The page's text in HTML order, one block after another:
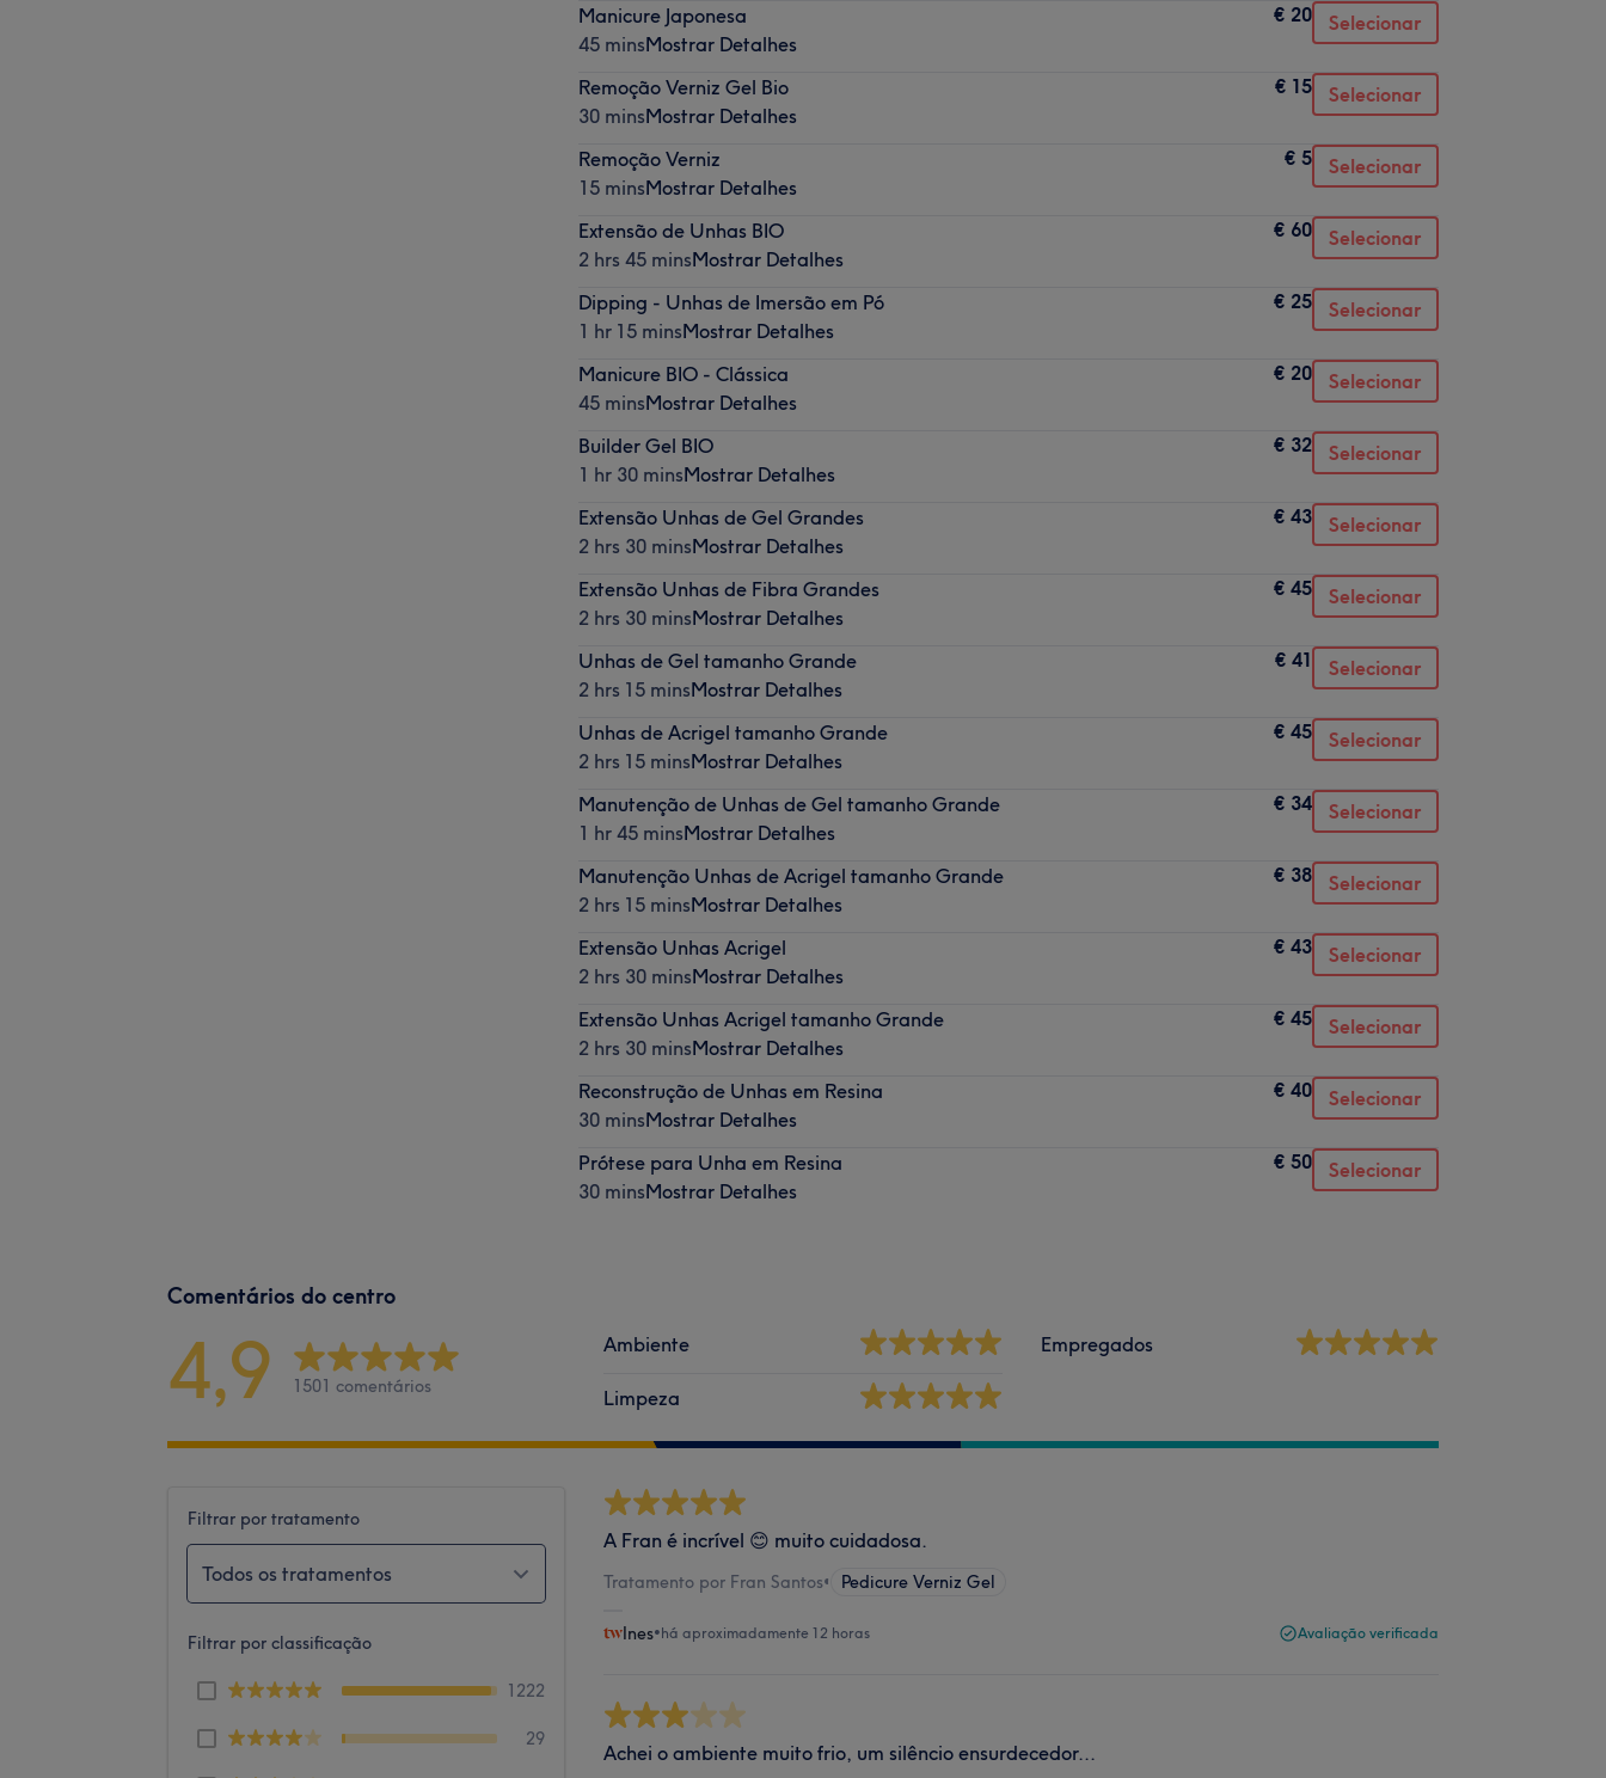
Manicure Japonesa
45 minsMostrar Detalhes
€ 20 Selecionar
Remoção Verniz Gel Bio
30 minsMostrar Detalhes
€ 15 Selecionar
Remoção Verniz
15 minsMostrar Detalhes
€ 5 Selecionar
Extensão de Unhas BIO
2 hrs 45 minsMostrar Detalhes
€ 60 Selecionar
Dipping - Unhas de Imersão em Pó
1 hr 15 minsMostrar Detalhes
€ 25 Selecionar
Manicure BIO - Clássica
45 minsMostrar Detalhes
€ 20 Selecionar
Builder Gel BIO
1 hr 30 minsMostrar Detalhes
€ 32 Selecionar
Extensão Unhas de Gel Grandes
2 hrs 30 minsMostrar Detalhes
€ 43 Selecionar
Extensão Unhas de Fibra Grandes
2 hrs 30 minsMostrar Detalhes
€ 45 Selecionar
Unhas de Gel tamanho Grande
2 hrs 15 minsMostrar Detalhes
€ 41 Selecionar
Unhas de Acrigel tamanho Grande
2 hrs 15 minsMostrar Detalhes
€ 45 Selecionar
Manutenção de Unhas de Gel tamanho Grande
1 hr 45 minsMostrar Detalhes
€ 34 Selecionar
Manutenção Unhas de Acrigel tamanho Grande
2 hrs 15 minsMostrar Detalhes
€ 38 Selecionar
Extensão Unhas Acrigel
2 hrs 30 minsMostrar Detalhes
€ 43 Selecionar
Extensão Unhas Acrigel tamanho Grande
2 hrs 30 minsMostrar Detalhes
€ 45 Selecionar
Reconstrução de Unhas em Resina
30 minsMostrar Detalhes
€ 40 Selecionar
Prótese para Unha em Resina
30 minsMostrar Detalhes
€ 50 Selecionar
Comentários do centro
4,9 1501 comentários
Ambiente
Limpeza
Empregados
Filtrar por tratamento
Todos os tratamentos
Filtrar por classificação
1222
29
A Fran é incrível 😊 muito cuidadosa.
Tratamento por Fran Santos• Pedicure Verniz Gel
Ines•há aproximadamente 12 horas Avaliação verificada
Achei o ambiente muito frio, um silêncio ensurdecedor...